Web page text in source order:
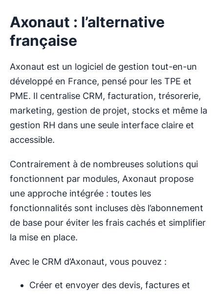
Axonaut : l’alternative
française
Axonaut est un logiciel de gestion tout-en-un
développé en France, pensé pour les TPE et
PME. Il centralise CRM, facturation, trésorerie,
marketing, gestion de projet, stocks et même la
gestion RH dans une seule interface claire et
accessible.
Contrairement à de nombreuses solutions qui
fonctionnent par modules, Axonaut propose
une approche intégrée : toutes les
fonctionnalités sont incluses dès l’abonnement
de base pour éviter les frais cachés et simplifier
la mise en place.
Avec le CRM d’Axonaut, vous pouvez :
Créer et envoyer des devis, factures et